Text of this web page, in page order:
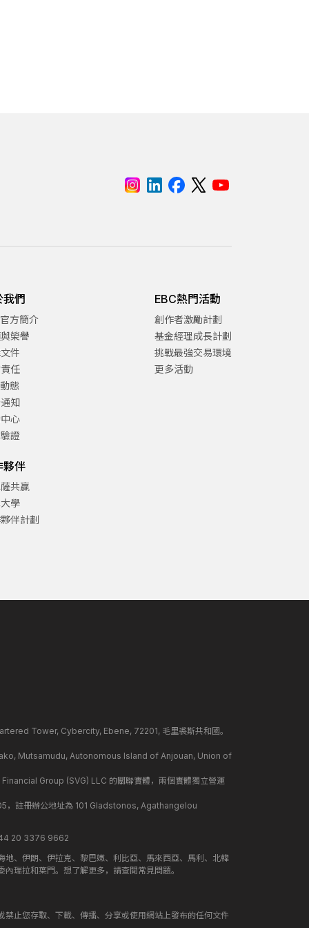
我們
方簡介
榮譽
件
任
態
知
心
證
夥伴
共贏
學
伴計劃
EBC熱門活動
創作者激勵計劃
基金經理成長計劃
挑戰最強交易環境
更多活動
Tower, Cybercity, Ebene, 72201, 毛里裘斯共和國。
Mutsamudu, Autonomous Island of Anjouan, Union of
Group (SVG) LLC 的關聯實體，兩個實體獨立營運
，註冊辦公地址為 101 Gladstonos, Agathangelou
20 3376 9662
、伊朗、伊拉克、黎巴嫩、利比亞、馬來西亞、馬利、北韓
瑞拉和葉門。想了解更多，請查閱常見問題。
止您存取、下載、傳播、分享或使用網站上發布的任何文件